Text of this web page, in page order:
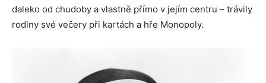
daleko od chudoby a vlastně přímo v jejím centru – trávily
rodiny své večery při kartách a hře Monopoly.